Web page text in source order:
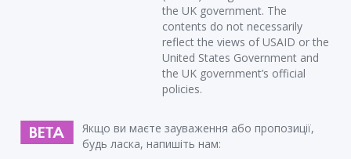
the UK government. The
contents do not necessarily
reflect the views of USAID or the
United States Government and
the UK government’s official
policies.
Якщо ви маєте зауваження або пропозиції,
будь ласка, напишіть нам: